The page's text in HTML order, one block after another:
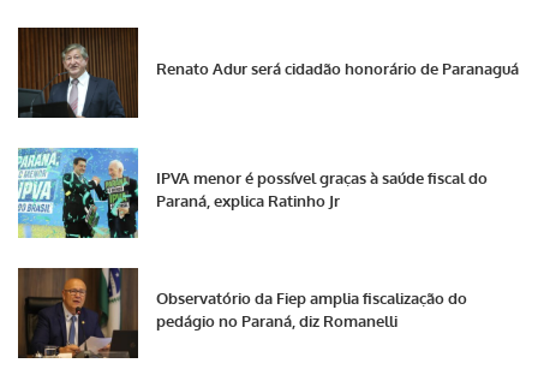
Renato Adur será cidadão honorário de Paranaguá
IPVA menor é possível graças à saúde fiscal do
Paraná, explica Ratinho Jr
Observatório da Fiep amplia fiscalização do
pedágio no Paraná, diz Romanelli